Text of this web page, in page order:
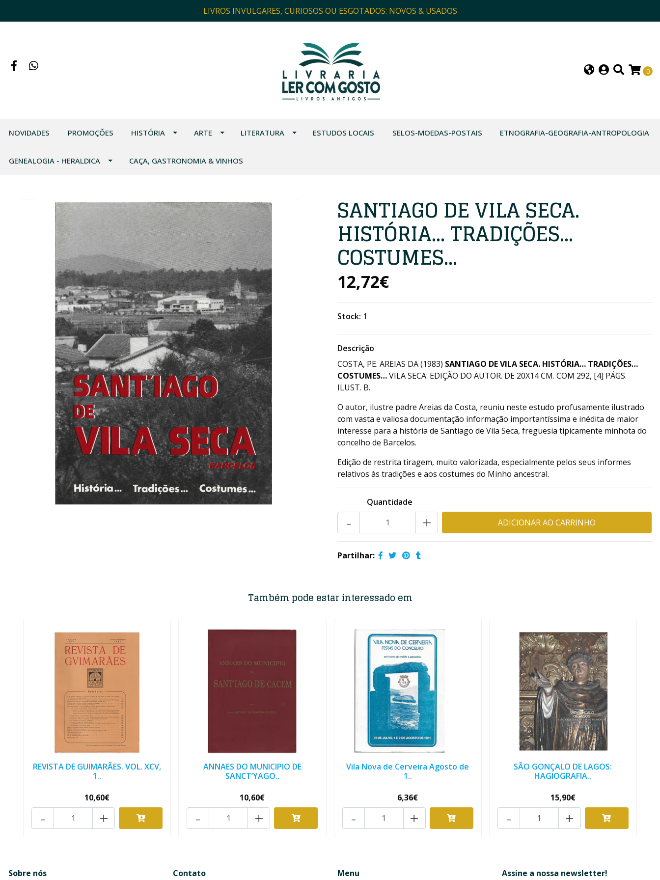
LIVROS INVULGARES, CURIOSOS OU ESGOTADOS: NOVOS & USADOS
0
NOVIDADES PROMOÇÕES HISTÓRIA ARTE LITERATURA ESTUDOS LOCAIS SELOS-MOEDAS-POSTAIS ETNOGRAFIA-GEOGRAFIA-ANTROPOLOGIA
GENEALOGIA - HERALDICA CAÇA, GASTRONOMIA & VINHOS
SANTIAGO DE VILA SECA.
HISTÓRIA… TRADIÇÕES…
COSTUMES…
12,72€
Stock: 1
Descrição
COSTA, PE. AREIAS DA (1983) SANTIAGO DE VILA SECA. HISTÓRIA… TRADIÇÕES…
COSTUMES…VILA SECA: EDIÇÃO DO AUTOR. DE 20X14 CM. COM 292, [4] PÁGS.
ILUST. B.
O autor, ilustre padre Areias da Costa, reuniu neste estudo profusamente ilustrado
com vasta e valiosa documentação informação importantíssima e inédita de maior
interesse para a história de Santiago de Vila Seca, freguesia tipicamente minhota do
concelho de Barcelos.
Edição de restrita tiragem, muito valorizada, especialmente pelos seus informes
relativos às tradições e aos costumes do Minho ancestral.
Quantidade
+
-
Partilhar:
Também pode estar interessado em
REVISTA DE GUIMARÃES. VOL. XCV,
1..
10,60€
+
-
ANNAES DO MUNICIPIO DE
SANCT’YAGO..
10,60€
+
-
Vila Nova de Cerveira Agosto de
1..
6,36€
+
-
SÃO GONÇALO DE LAGOS:
HAGIOGRAFIA..
15,90€
+
-
Sobre nós Contato Menu Assine a nossa newsletter!